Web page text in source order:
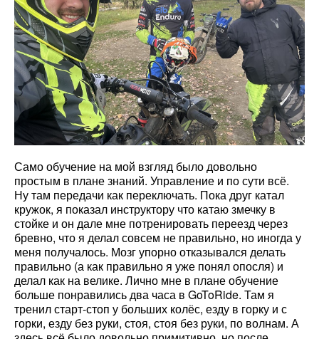
Само обучение на мой взгляд было довольно
простым в плане знаний. Управление и по сути всё.
Ну там передачи как переключать. Пока друг катал
кружок, я показал инструктору что катаю змечку в
стойке и он дале мне потренировать переезд через
бревно, что я делал совсем не правильно, но иногда у
меня получалось. Мозг упорно отказывался делать
правильно (а как правильно я уже понял опосля) и
делал как на велике. Лично мне в плане обучение
больше понравились два часа в GoToRide. Там я
тренил старт-стоп у больших колёс, езду в горку и с
горки, езду без руки, стоя, стоя без руки, по волнам. А